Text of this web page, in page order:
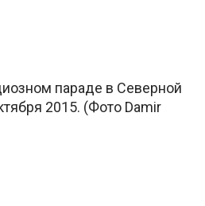
параде в Северной
2015. (Фото Damir